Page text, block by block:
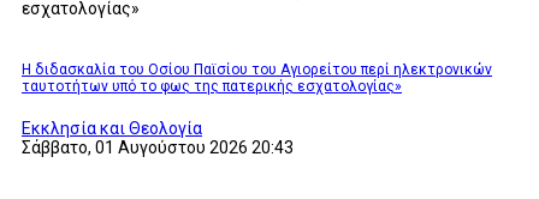
Η διδασκαλία του Οσίου Παϊσίου του Αγιορείτου περί ηλεκτρονικών
ταυτοτήτων υπό το φως της πατερικής εσχατολογίας»
Εκκλησία και Θεολογία
Σάββατο, 01 Αυγούστου 2026 20:43